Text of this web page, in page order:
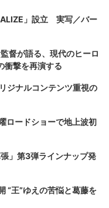
」設立 実写／バー
督が語る、現代のヒーロ
衝撃を再演する
ジナルコンテンツ重視の
ロードショーで地上波初
」第3弾ラインナップ発
“王”ゆえの苦悩と葛藤を